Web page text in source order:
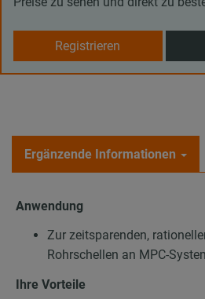
Registrieren
Ergänzende Informationen
Anwendung
Zur zeitsparenden,
Rohrschellen an MPC-
Ihre Vorteile